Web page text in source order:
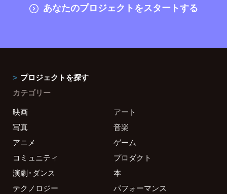
あなたのプロジェクトをスタートする
プロジェクトを探す
カテゴリー
映画
アート
写真
音楽
アニメ
ゲーム
コミュニティ
プロダクト
演劇・ダンス
本
テクノロジー
パフォーマンス